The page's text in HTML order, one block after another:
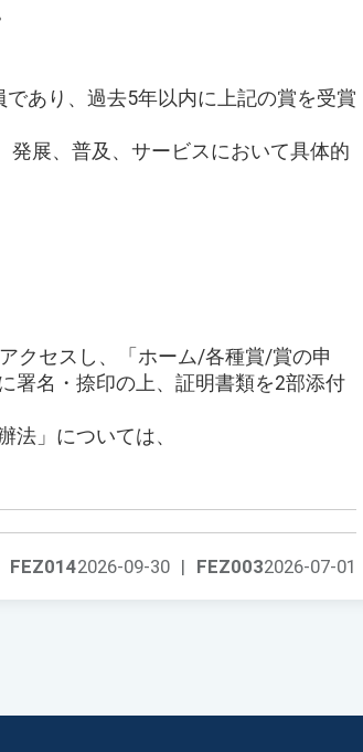
あり、過去5年以内に上記の賞を受賞
発展、普及、サービスにおいて具体的
クセスし、「ホーム/各種賞/賞の申
署名・捺印の上、証明書類を2部添付
法」については、
FEZ0032026-07-01
FEZ0142026-09-30 |